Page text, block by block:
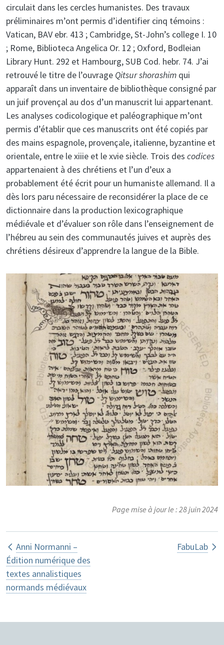
circulait dans les cercles humanistes. Des travaux
préliminaires m’ont permis d’identifier cinq témoins :
Vatican, BAV ebr. 413 ; Cambridge, St-John’s college I. 10
; Rome, Biblioteca Angelica Or. 12 ; Oxford, Bodleian
Library Hunt. 292 et Hambourg, SUB Cod. hebr. 74. J’ai
retrouvé le titre de l’ouvrage Qitsur shorashim qui
apparaît dans un inventaire de bibliothèque consigné par
un juif provençal au dos d’un manuscrit lui appartenant.
Les analyses codicologique et paléographique m’ont
permis d’établir que ces manuscrits ont été copiés par
des mains espagnole, provençale, italienne, byzantine et
orientale, entre le xiiie et le xvie siècle. Trois des codices
appartenaient à des chrétiens et l’un d’eux a
probablement été écrit pour un humaniste allemand. Il a
dès lors paru nécessaire de reconsidérer la place de ce
dictionnaire dans la production lexicographique
médiévale et d’évaluer son rôle dans l’enseignement de
l’hébreu au sein des communautés juives et auprès des
chrétiens désireux d’apprendre la langue de la Bible.
Page mise à jour le : 28 juin 2024
Anni Normanni –
Édition numérique des
textes annalistiques
normands médiévaux
FabuLab